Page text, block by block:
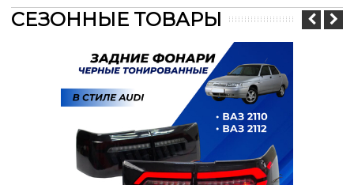
СЕЗОННЫЕ ТОВАРЫ